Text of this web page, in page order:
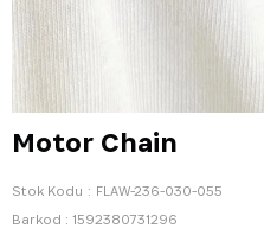
Motor Chain
Stok Kodu
FLAW-236-030-055
Barkod : 1592380731296